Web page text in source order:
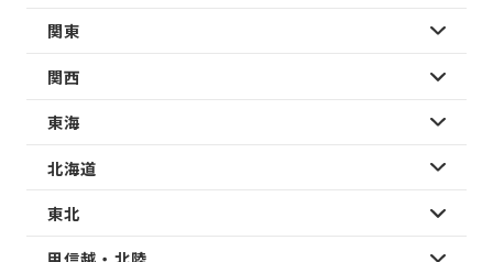
関東
関西
東海
北海道
東北